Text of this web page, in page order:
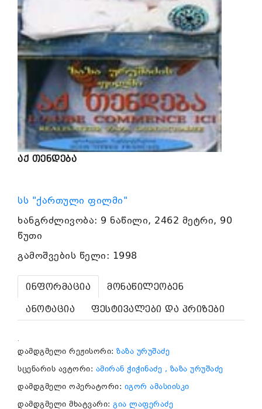
აქ თენდება
სს "ქართული ფილმი"
ხანგრძლივობა: 9 ნაწილი, 2462 მეტრი, 90
წუთი
გამოშვების წელი: 1998
ინფორმაცია
მონაწილეობენ
ანოტაცია
ფესტივალები და პრიზები
.
დამდგმელი რეჟისორი: ზაზა ურუშაძე
სცენარის ავტორი: ამირან ჭიჭინაძე , ზაზა ურუშაძე
დამდგმელი ოპერატორი: იგორ ამასიისკი
დამდგმელი მხატვარი: გია ლაფერაძე